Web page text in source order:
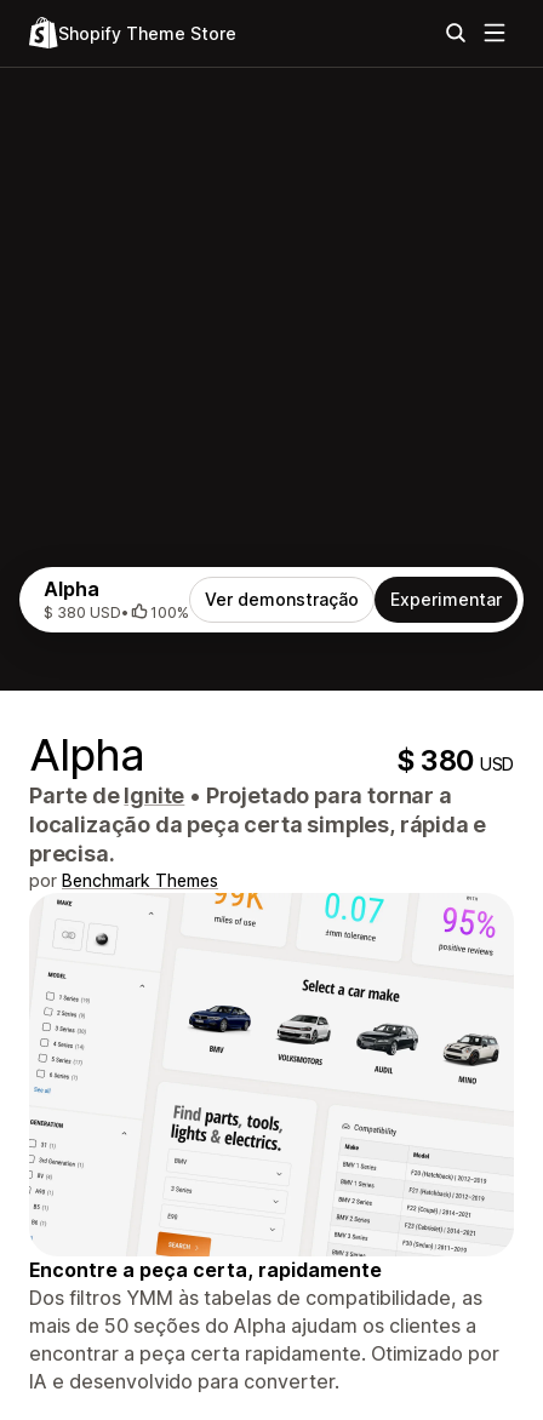
Shopify Theme Store
Alpha
$ 380 USD• 100%
Ver demonstração Experimentar
Alpha $ 380USD
Parte deIgnite • Projetado para tornar a
localização da peça certa simples, rápida e
precisa.
por Benchmark Themes
Encontre a peça certa, rapidamente
Dos filtros YMM às tabelas de compatibilidade, as
mais de 50 seções do Alpha ajudam os clientes a
encontrar a peça certa rapidamente. Otimizado por
IA e desenvolvido para converter.